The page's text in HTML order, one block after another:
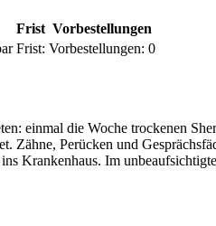
Frist Vorbestellungen
Frist: Vorbestellungen: 0
einmal die Woche trockenen
Zähne, Perücken und
Krankenhaus. Im